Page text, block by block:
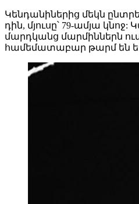
Կենդանիներից մեկն
դին, մյուսը՝ 79-ամյա կնոջ:
մարդկանց մարմիններն
համեմատաբար թարմ են